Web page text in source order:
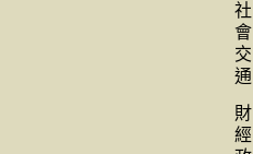
社
會
交
通
財
經